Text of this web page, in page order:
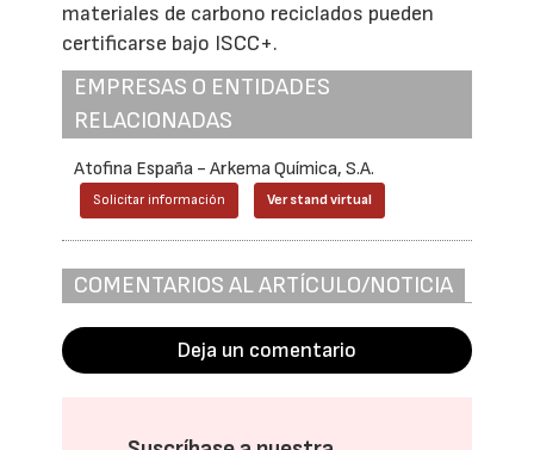
materiales de carbono reciclados pueden
certificarse bajo ISCC+.
EMPRESAS O ENTIDADES
RELACIONADAS
Atofina España - Arkema Química, S.A.
Solicitar información Ver stand virtual
COMENTARIOS AL ARTÍCULO/NOTICIA
Deja un comentario